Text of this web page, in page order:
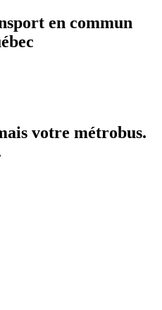
en commun
votre métrobus.